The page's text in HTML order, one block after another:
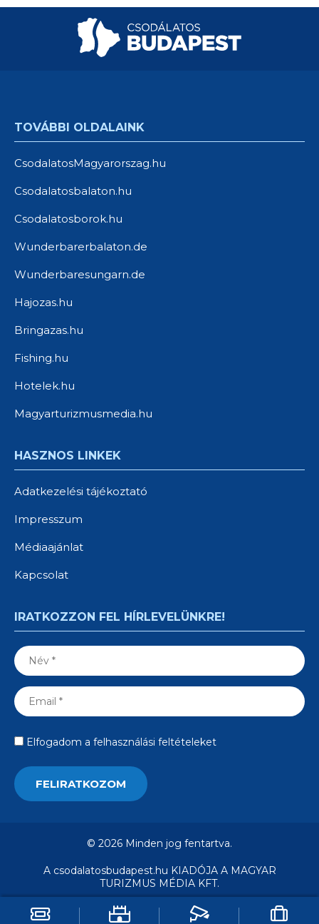
TOVÁBBI OLDALAINK
CsodalatosMagyarorszag.hu
Csodalatosbalaton.hu
Csodalatosborok.hu
Wunderbarerbalaton.de
Wunderbaresungarn.de
Hajozas.hu
Bringazas.hu
Fishing.hu
Hotelek.hu
Magyarturizmusmedia.hu
HASZNOS LINKEK
Adatkezelési tájékoztató
Impresszum
Médiaajánlat
Kapcsolat
IRATKOZZON FEL HÍRLEVELÜNKRE!
Elfogadom a felhasználási feltételeket
© 2026 Minden jog fentartva.
A csodalatosbudapest.hu KIADÓJA A MAGYAR
TURIZMUS MÉDIA KFT.